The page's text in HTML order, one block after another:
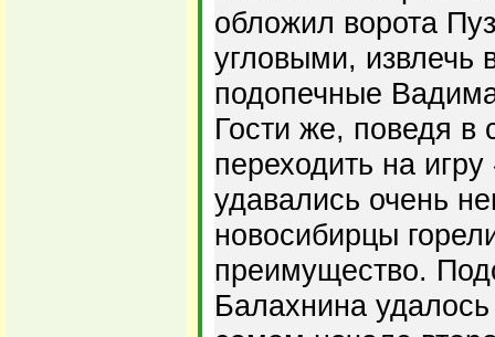
обложил ворота
угловыми, извлечь
подопечные
Гости же, поведя в
переходить на
удавались очень
новосибирцы
преимущество.
Балахнина